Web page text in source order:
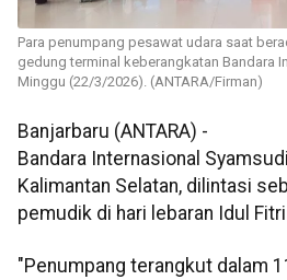
Para penumpang pesawat udara saat
gedung terminal keberangkatan Bandara
Minggu (22/3/2026). (ANTARA/Firman)
Banjarbaru (ANTARA) -
Bandara Internasional
Kalimantan Selatan, dilintasi
pemudik di hari lebaran Idul
"Penumpang terangkut dalam